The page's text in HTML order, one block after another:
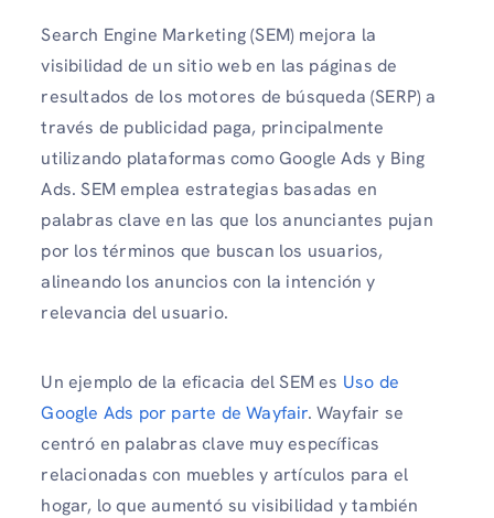
Search Engine Marketing (SEM) mejora la
visibilidad de un sitio web en las páginas de
resultados de los motores de búsqueda (SERP) a
través de publicidad paga, principalmente
utilizando plataformas como Google Ads y Bing
Ads. SEM emplea estrategias basadas en
palabras clave en las que los anunciantes pujan
por los términos que buscan los usuarios,
alineando los anuncios con la intención y
relevancia del usuario.
Un ejemplo de la eficacia del SEM es Uso de
Google Ads por parte de Wayfair. Wayfair se
centró en palabras clave muy específicas
relacionadas con muebles y artículos para el
hogar, lo que aumentó su visibilidad y también